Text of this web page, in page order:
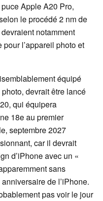
Apple A20 Pro,
le procédé 2 nm de
notamment
l’appareil photo et
équipé
devrait être lancé
qui équipera
18e au premier
septembre 2027
car il devrait
d’iPhone avec un «
sans
de l’iPhone.
pas voir le jour